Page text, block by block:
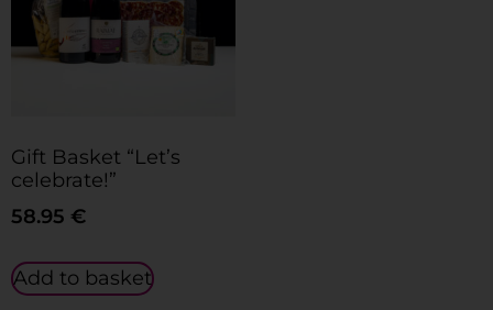
Gift Basket “Let’s
celebrate!”
58.95 €
Add to basket